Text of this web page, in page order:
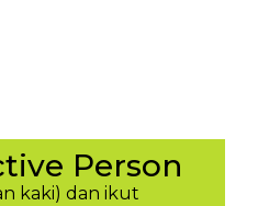
Person
kaki) dan ikut